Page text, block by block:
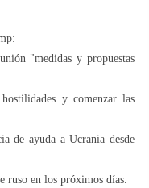
"medidas y propuestas
y comenzar las
de ayuda a Ucrania desde
ruso en los próximos días.